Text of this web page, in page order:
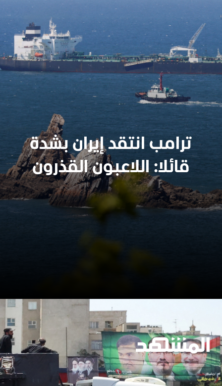
ترامب انتقد إيران بشدة
قائلا: اللاعبون القذرون